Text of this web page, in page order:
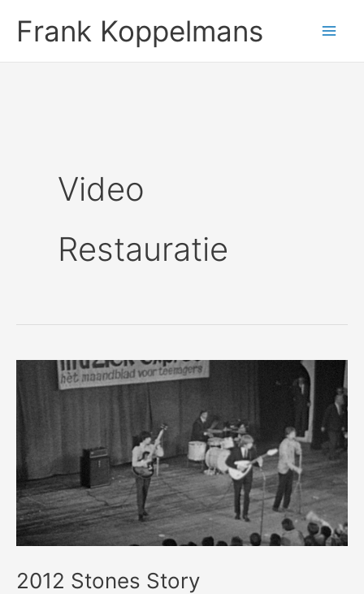
naar
de
Frank Koppelmans
Video
Restauratie
2012 Stones Story